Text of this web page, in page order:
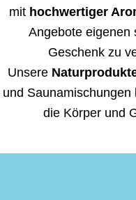
mit hochwertiger
Angebote eigenen
Geschenk zu
Unsere
und
die Körper und